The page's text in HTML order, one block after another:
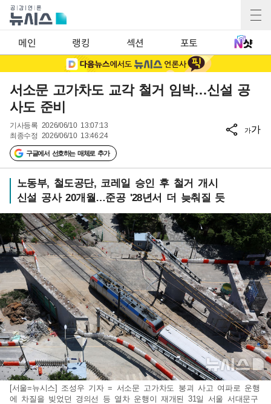
메인 랭킹 섹션 포토
서소문 고가차도 교각 철거 임박…신설 공
사도 준비
기사등록 2026/06/10 13:07:13
최종수정 2026/06/10 13:46:24
구글에서 선호하는 매체로 추가
가가
노동부, 철도공단, 코레일 승인 후 철거 개시
신설 공사 20개월…준공 '28년서 더 늦춰질 듯
[서울=뉴시스] 조성우 기자 = 서소문 고가차도 붕괴 사고 여파로 운행
에 차질을 빚었던 경의선 등 열차 운행이 재개된 31일 서울 서대문구